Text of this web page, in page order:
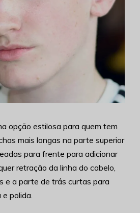
opção estilosa para quem tem
mais longas na parte superior
para frente para adicionar
retração da linha do cabelo,
e a parte de trás curtas para
polida.